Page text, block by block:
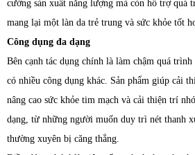
cường sản xuất năng lượng mà còn hỗ trợ quá
mang lại một làn da trẻ trung và sức khỏe tốt
Công dụng đa dạng
Bên cạnh tác dụng chính là làm chậm quá
có nhiều công dụng khác. Sản phẩm giúp cải
nâng cao sức khỏe tim mạch và cải thiện trí
dạng, từ những người muốn duy trì nét thanh
thường xuyên bị căng thẳng.